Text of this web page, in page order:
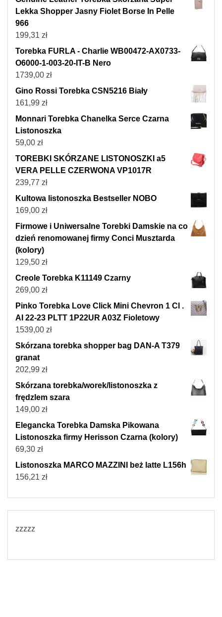
Lekka Shopper Jasny Fiolet Borse In Pelle
966
199,31 zł
Torebka FURLA - Charlie WB00472-AX0733-
O6000-1-003-20-IT-B Nero
1739,00 zł
Gino Rossi Torebka CSN5216 Biały
161,99 zł
Monnari Torebka Chanelka Serce Czarna
Listonoszka
59,00 zł
TOREBKI SKÓRZANE LISTONOSZKI a5
VERA PELLE CZERWONA VP1017R
239,77 zł
Kultowa listonoszka Bestseller NOBO
169,00 zł
Firmowe i Uniwersalne Torebki Damskie na co
dzień renomowanej firmy Conci Musztarda
(kolory)
129,50 zł
Creole Torebka K11149 Czarny
269,00 zł
Pinko Torebka Love Click Mini Chevron 1 Cl .
AI 22-23 PLTT 1P22UR A03Z Fioletowy
1539,00 zł
Skórzana torebka shopper bag DAN-A T379
granat
202,99 zł
Skórzana torebka/worek/listonoszka z
frędzlem szara
149,00 zł
Elegancka Torebka Damska Pikowana
Listonoszka firmy Herisson Czarna (kolory)
69,30 zł
Listonoszka MARCO MAZZINI beż latte L156h
156,21 zł
zzzzz